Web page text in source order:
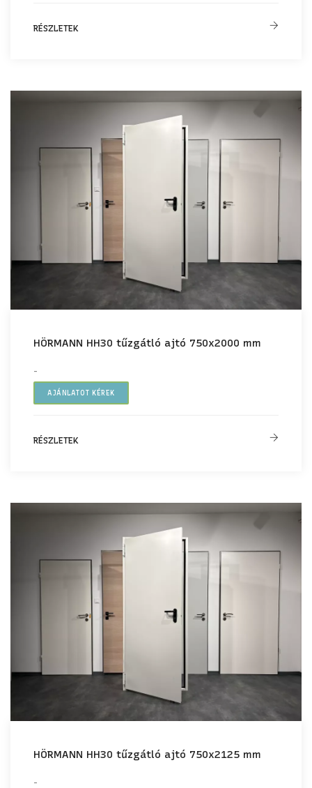
RÉSZLETEK
HÖRMANN HH30 tűzgátló ajtó 750x2000 mm
-
AJÁNLATOT KÉREK
RÉSZLETEK
HÖRMANN HH30 tűzgátló ajtó 750x2125 mm
-